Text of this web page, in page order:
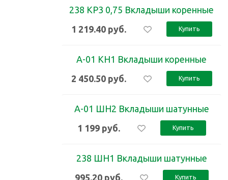
238 КР3 0,75 Вкладыши коренные
1 219.40 руб. Купить
А-01 КН1 Вкладыши коренные
2 450.50 руб. Купить
А-01 ШН2 Вкладыши шатунные
1 199 руб. Купить
238 ШН1 Вкладыши шатунные
995.20 руб. Купить